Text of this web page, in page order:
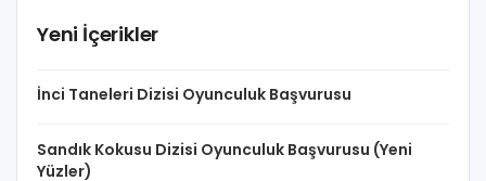
Yeni İçerikler
İnci Taneleri Dizisi Oyunculuk Başvurusu
Sandık Kokusu Dizisi Oyunculuk Başvurusu (Yeni
Yüzler)